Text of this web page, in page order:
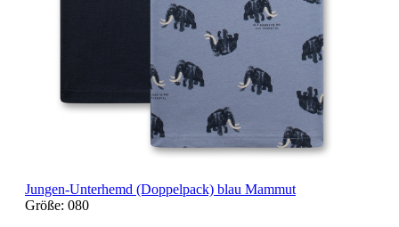
Jungen-Unterhemd (Doppelpack) blau Mammut
Größe: 080